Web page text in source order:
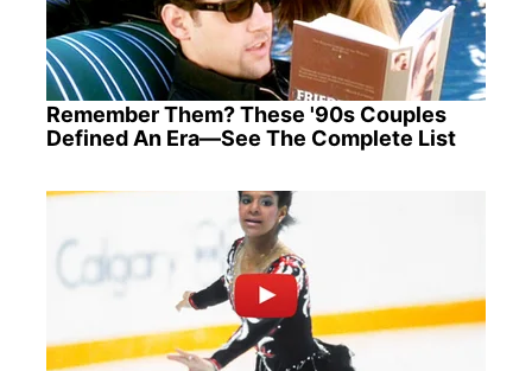
Remember Them? These '90s Couples
Defined An Era—See The Complete List